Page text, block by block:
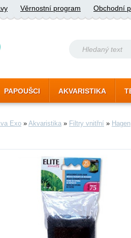
Věrnostní program Obchodní
PAPOUŠCI AKVARISTIKA
Exo » Akvaristika » Filtry vnitřní » Hagen